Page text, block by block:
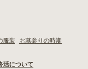
服装
お墓参りの時期
活について